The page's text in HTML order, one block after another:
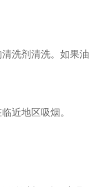
洗剂清洗。如果油
近地区吸烟。